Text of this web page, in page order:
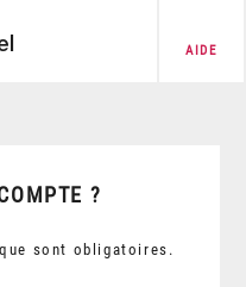
AIDE
?
sont obligatoires.